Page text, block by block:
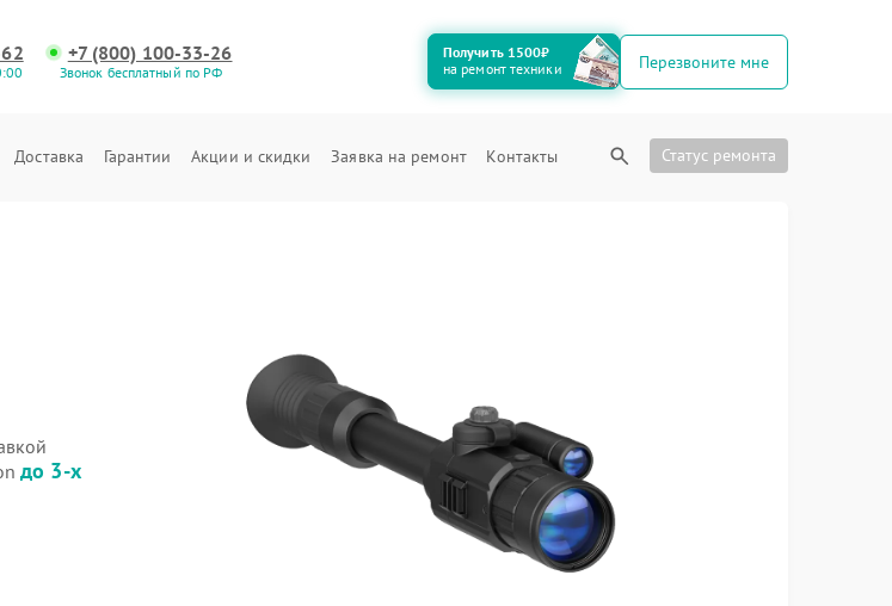
+7 (800) 100-33-26
Звонок бесплатный по РФ
Получить 1500₽
на ремонт техники
Перезвоните мне
Доставка Гарантии Акции и скидки Заявка на ремонт Контакты Статус ремонта
до 3-х